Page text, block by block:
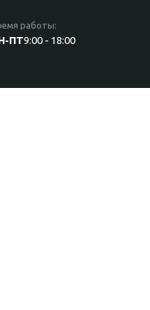
работы:
ПТ9:00 - 18:00